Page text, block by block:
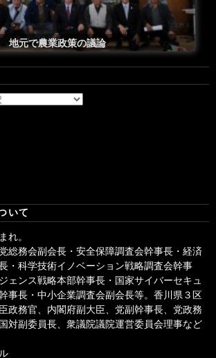
総理米国議会演説後の一コマ
地元で農業政策の議論
いて
れ。
総務会副会長・安全保障調査会幹事長・経済
・科学技術イノベーション戦略調査会幹事
ェンス戦略本部幹事長・国家サイバーセキュ
事長・中小企業調査会副会長等。香川県３区
政務官、内閣府副大臣、党副幹事長、党政務
対副委員長、衆議院議院運営委員会理事など